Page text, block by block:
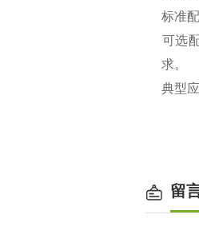
标准
可选
求。
典型
留